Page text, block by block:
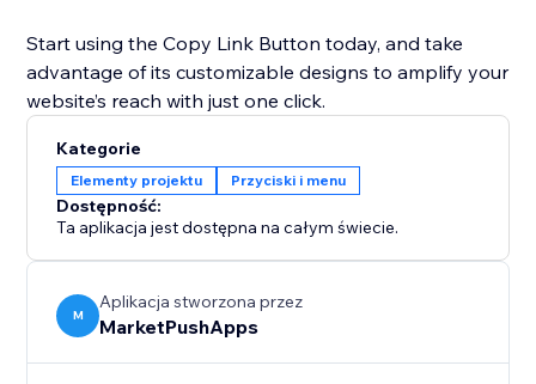
Start using the Copy Link Button today, and take
advantage of its customizable designs to amplify your
website’s reach with just one click.
Kategorie
Elementy projektu Przyciski i menu
Dostępność:
Ta aplikacja jest dostępna na całym świecie.
M
Aplikacja stworzona przez
MarketPushApps